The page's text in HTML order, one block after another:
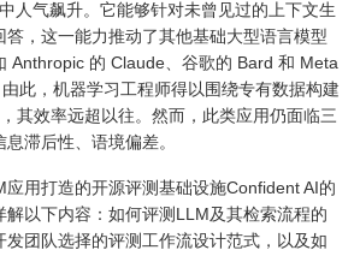
人气飙升。它能够针对未曾见过的上下文生
答，这一能力推动了其他基础大型语言模型
Anthropic 的 Claude、谷歌的 Bard 和 Meta
此，机器学习工程师得以围绕专有数据构建
其效率远超以往。然而，此类应用仍面临三
滞后性、语境偏差。
用打造的开源评测基础设施Confident AI的
解以下内容：如何评测LLM及其检索流程的
团队选择的评测工作流设计范式，以及如